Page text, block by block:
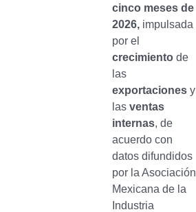
cinco meses de
2026,impulsada
por el
crecimientode
las
exportaciones y
las ventas
internas, de
acuerdo con
datos difundidos
por la Asociación
Mexicana de la
Industria